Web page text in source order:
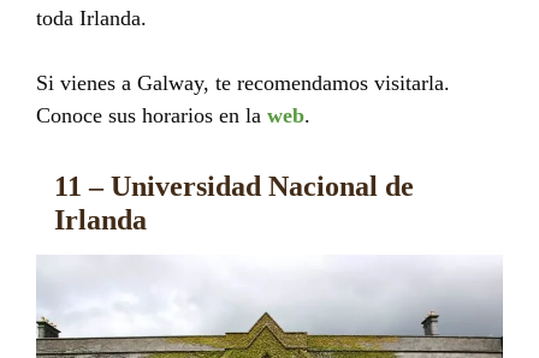
toda Irlanda.
Si vienes a Galway, te recomendamos visitarla.
Conoce sus horarios en la web.
11 – Universidad Nacional de
Irlanda